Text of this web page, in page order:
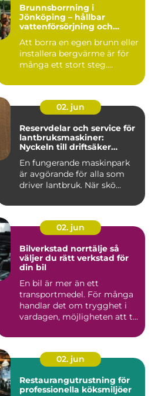
Brunnsborrning i
Jönköping – hållbar
vattenförsörjning och
Att borra en egen brunn eller
installera bergvärme är för
många ett stort steg....
02. jun
Reservdelar och service för
lantbruksmaskiner:
Nyckeln till driftsäker
En fungerande maskinpark
är avgörande för alla som
driver lantbruk. När skö...
02. jun
Bilverkstad norrtälje så
väljer du rätt verkstad för
din bil
En bil är mer än ett
transportmedel. För många
handlar det om trygghet i
vardagen, möjligheten att t...
02. jun
Restaurangutrustning för
professionella köksmiljöer